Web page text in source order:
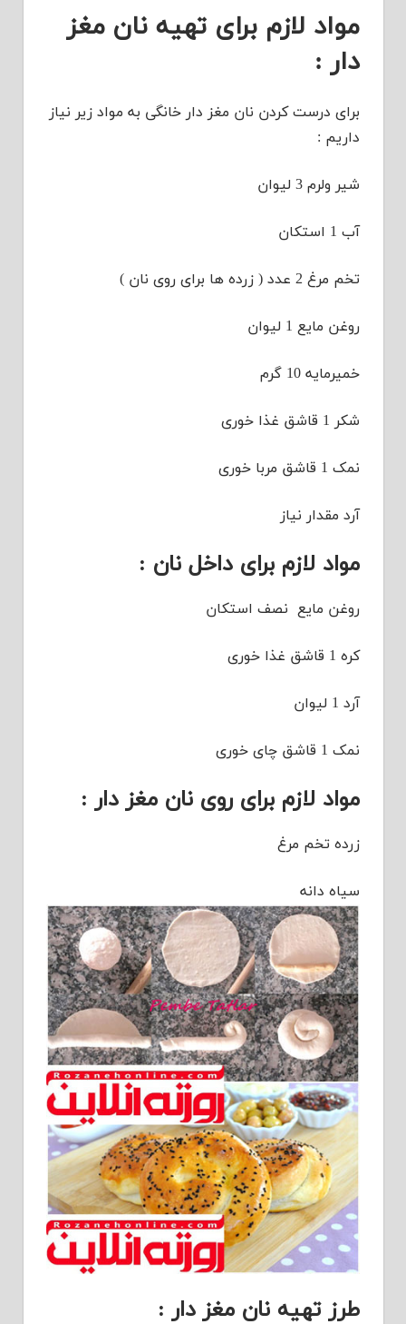
مواد لازم برای تهیه نان مغز
دار :
برای درست کردن نان مغز دار خانگی به مواد زیر نیاز
داریم :
شیر ولرم 3 لیوان
آب 1 استکان
تخم مرغ 2 عدد ( زرده ها برای روی نان )
روغن مایع 1 لیوان
خمیرمایه 10 گرم
شکر 1 قاشق غذا خوری
نمک 1 قاشق مربا خوری
آرد مقدار نیاز
مواد لازم برای داخل نان :
روغن مایع نصف استکان
کره 1 قاشق غذا خوری
آرد 1 لیوان
نمک 1 قاشق چای خوری
مواد لازم برای روی نان مغز دار :
زرده تخم مرغ
سیاه دانه
طرز تهیه نان مغز دار :